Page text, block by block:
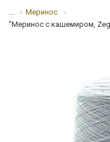
...
Меринос
"Меринос с кашемиром,